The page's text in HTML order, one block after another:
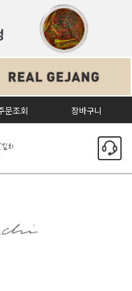
문조회 장바구니